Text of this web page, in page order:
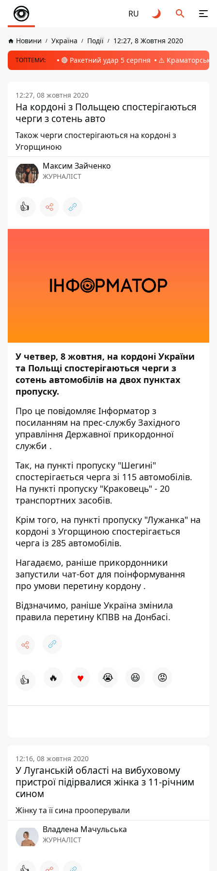
RU
Новини Україна Події 12:27, 8 Жовтня 2020
ТОПТЕМИ: 🔴 Ракетний удар 5 серпня ⚠️ Краматорськ,
12:27, 08 жовтня 2020
На кордоні з Польщею спостерігаються
черги з сотень авто
Також черги спостерігаються на кордоні з
Угорщиною
Максим Зайченко
ЖУРНАЛІСТ
👍
У четвер, 8 жовтня, на кордоні України
та Польщі спостерігаються черги з
сотень автомобілів на двох пунктах
пропуску.
Про це повідомляє Інформатор з
посиланням на прес-службу Західного
управління Державної прикордонної
служби .
Так, на пункті пропуску "Шегині"
спостерігається черга зі 115 автомобілів.
На пункті пропуску "Краковець" - 20
транспортних засобів.
Крім того, на пункті пропуску "Лужанка" на
кордоні з Угорщиною спостерігається
черга із 285 автомобілів.
Нагадаємо, раніше прикордонники
запустили чат-бот для поінформування
про умови перетину кордону .
Відзначимо, раніше Україна змінила
правила перетину КПВВ на Донбасі.
👍 🔥 ♥ 😭 😆 😡
12:16, 08 жовтня 2020
У Луганській області на вибуховому
пристрої підірвалися жінка з 11-річним
сином
Жінку та її сина прооперували
Владлена Мачульська
ЖУРНАЛІСТ